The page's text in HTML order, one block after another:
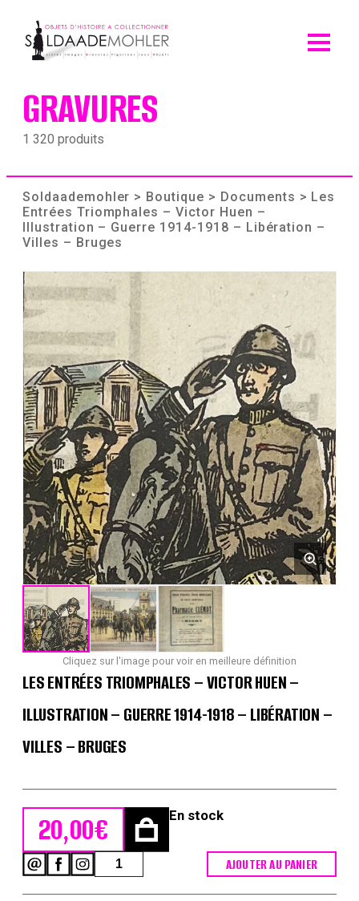
content
GRAVURES
1 320 produits
Soldaademohler > Boutique > Documents > Les
Entrées Triomphales – Victor Huen –
Illustration – Guerre 1914-1918 – Libération –
Villes – Bruges
Cliquez sur l'image pour voir en meilleure définition
LES ENTRÉES TRIOMPHALES – VICTOR HUEN –
ILLUSTRATION – GUERRE 1914-1918 – LIBÉRATION –
VILLES – BRUGES
20,00€ En stock
quantité
de
AJOUTER AU PANIER